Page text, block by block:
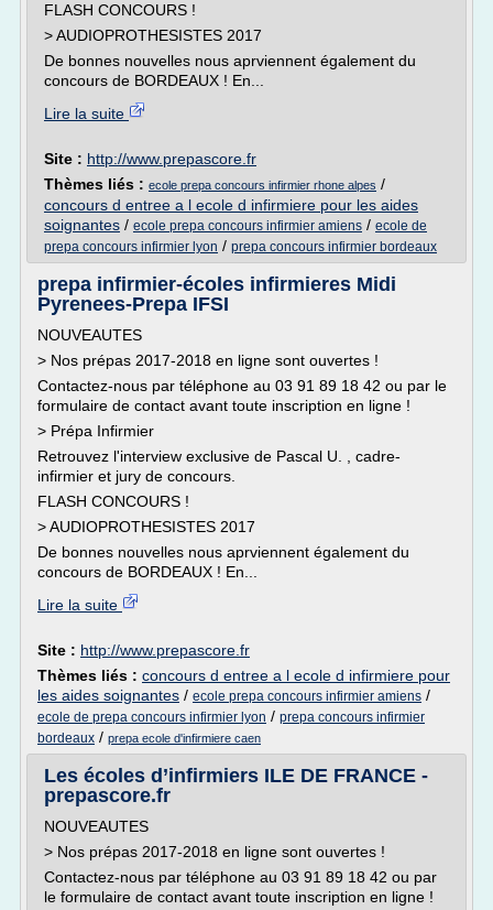
FLASH CONCOURS !
> AUDIOPROTHESISTES 2017
De bonnes nouvelles nous aprviennent également du
concours de BORDEAUX ! En...
Lire la suite
Site : http://www.prepascore.fr
Thèmes liés : ecole prepa concours infirmier rhone alpes /
concours d entree a l ecole d infirmiere pour les aides
soignantes / ecole prepa concours infirmier amiens / ecole de
prepa concours infirmier lyon / prepa concours infirmier bordeaux
prepa infirmier-écoles infirmieres Midi
Pyrenees-Prepa IFSI
NOUVEAUTES
> Nos prépas 2017-2018 en ligne sont ouvertes !
Contactez-nous par téléphone au 03 91 89 18 42 ou par le
formulaire de contact avant toute inscription en ligne !
> Prépa Infirmier
Retrouvez l'interview exclusive de Pascal U. , cadre-
infirmier et jury de concours.
FLASH CONCOURS !
> AUDIOPROTHESISTES 2017
De bonnes nouvelles nous aprviennent également du
concours de BORDEAUX ! En...
Lire la suite
Site : http://www.prepascore.fr
Thèmes liés : concours d entree a l ecole d infirmiere pour
les aides soignantes / ecole prepa concours infirmier amiens /
ecole de prepa concours infirmier lyon / prepa concours infirmier
bordeaux / prepa ecole d'infirmiere caen
Les écoles d’infirmiers ILE DE FRANCE -
prepascore.fr
NOUVEAUTES
> Nos prépas 2017-2018 en ligne sont ouvertes !
Contactez-nous par téléphone au 03 91 89 18 42 ou par
le formulaire de contact avant toute inscription en ligne !